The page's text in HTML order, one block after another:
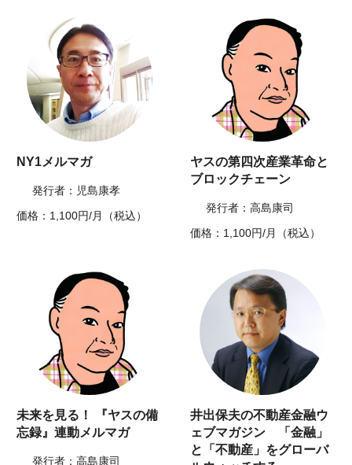
NY1メルマガ
発行者：児島康孝
価格：1,100円/月（税込）
ヤスの第四次産業革命と
ブロックチェーン
発行者：高島康司
価格：1,100円/月（税込）
未来を見る！ 『ヤスの備
忘録』連動メルマガ
発行者：高島康司
井出保夫の不動産金融ウ
ェブマガジン 「金融」
と「不動産」をグローバ